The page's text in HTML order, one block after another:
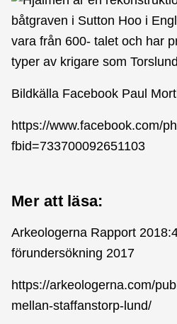
Bildkälla Facebook Paul
https://www.facebook.com/
fbid=733700092651103
Mer att läsa:
Arkeologerna Rapport
förundersökning 2017
https://arkeologerna.com/
mellan-staffanstorp-lund/